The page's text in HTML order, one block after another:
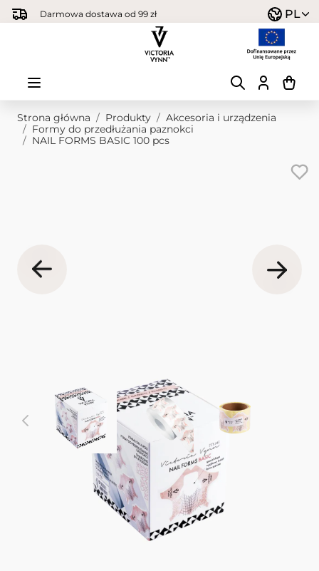
Przejdź do treści
Darmowa dostawa od 99 zł PL
Strona główna / Produkty / Akcesoria i urządzenia
/ Formy do przedłużania paznokci
/ NAIL FORMS BASIC 100 pcs
NAIL FORMS BASIC VICTORIA VYNN
View larger imageView larger image